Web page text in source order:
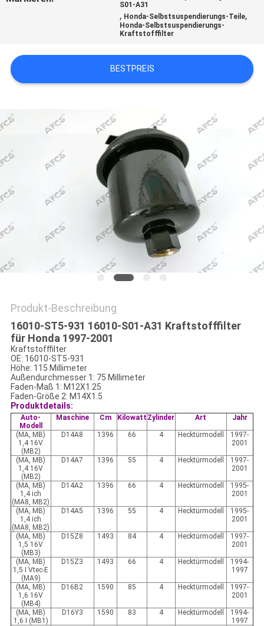
DATENSCHUTZERKLÄRUNG
S01-A31
, Honda-Selbstsuspendierungs-Teile,
Honda-Selbstsuspendierungs-
Kraftstofffilter
BESTPREIS
Produkt-Beschreibung
16010-ST5-931 16010-S01-A31 Kraftstofffilter
für Honda 1997-2001
Kraftstofffilter
OE: 16010-ST5-931
Höhe: 115 Millimeter
Außendurchmesser 1: 75 Millimeter
Faden-Maß 1: M12X1.25
Faden-Größe 2: M14X1.5
Produktdetails:
Auto-
Modell
Maschine Cm Kilowatt Zylinder Art Jahr
(MA, MB)
1,4 16V
(MB2)
D14A8 1396 66 4 Hecktürmodell
1997-
2001
(MA, MB)
1,4 16V
(MB2)
D14A7 1396 55 4 Hecktürmodell
1997-
2001
(MA, MB)
1,4 ich
(MA8, MB2)
D14A2 1396 66 4 Hecktürmodell
1995-
2001
(MA, MB)
1,4 ich
(MA8, MB2)
D14A5 1396 55 4 Hecktürmodell
1995-
2001
(MA, MB)
1,5 16V
(MB3)
D15Z8 1493 84 4 Hecktürmodell
1997-
2001
(MA, MB)
1,5 I Vtec-E
(MA9)
D15Z3 1493 66 4 Hecktürmodell
1994-
1997
(MA, MB)
1,6 16V
(MB4)
D16B2 1590 85 4 Hecktürmodell
1997-
2001
(MA, MB)
1,6 I (MB1)
D16Y3 1590 83 4 Hecktürmodell
1994-
1997